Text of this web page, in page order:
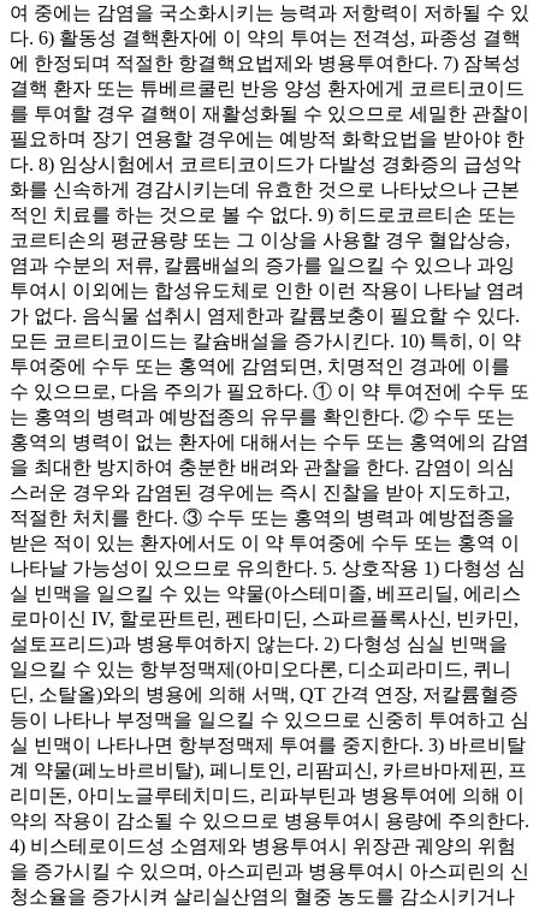
여 중에는 감염을 국소화시키는 능력과 저항력이 저하될 수 있
다. 6) 활동성 결핵환자에 이 약의 투여는 전격성, 파종성 결핵
에 한정되며 적절한 항결핵요법제와 병용투여한다. 7) 잠복성
결핵 환자 또는 튜베르쿨린 반응 양성 환자에게 코르티코이드
를 투여할 경우 결핵이 재활성화될 수 있으므로 세밀한 관찰이
필요하며 장기 연용할 경우에는 예방적 화학요법을 받아야 한
다. 8) 임상시험에서 코르티코이드가 다발성 경화증의 급성악
화를 신속하게 경감시키는데 유효한 것으로 나타났으나 근본
적인 치료를 하는 것으로 볼 수 없다. 9) 히드로코르티손 또는
코르티손의 평균용량 또는 그 이상을 사용할 경우 혈압상승,
염과 수분의 저류, 칼륨배설의 증가를 일으킬 수 있으나 과잉
투여시 이외에는 합성유도체로 인한 이런 작용이 나타날 염려
가 없다. 음식물 섭취시 염제한과 칼륨보충이 필요할 수 있다.
모든 코르티코이드는 칼슘배설을 증가시킨다. 10) 특히, 이 약
투여중에 수두 또는 홍역에 감염되면, 치명적인 경과에 이를
수 있으므로, 다음 주의가 필요하다. ① 이 약 투여전에 수두 또
는 홍역의 병력과 예방접종의 유무를 확인한다. ② 수두 또는
홍역의 병력이 없는 환자에 대해서는 수두 또는 홍역에의 감염
을 최대한 방지하여 충분한 배려와 관찰을 한다. 감염이 의심
스러운 경우와 감염된 경우에는 즉시 진찰을 받아 지도하고,
적절한 처치를 한다. ③ 수두 또는 홍역의 병력과 예방접종을
받은 적이 있는 환자에서도 이 약 투여중에 수두 또는 홍역 이
나타날 가능성이 있으므로 유의한다. 5. 상호작용 1) 다형성 심
실 빈맥을 일으킬 수 있는 약물(아스테미졸, 베프리딜, 에리스
로마이신 IV, 할로판트린, 펜타미딘, 스파르플록사신, 빈카민,
설토프리드)과 병용투여하지 않는다. 2) 다형성 심실 빈맥을
일으킬 수 있는 항부정맥제(아미오다론, 디소피라미드, 퀴니
딘, 소탈올)와의 병용에 의해 서맥, QT 간격 연장, 저칼륨혈증
등이 나타나 부정맥을 일으킬 수 있으므로 신중히 투여하고 심
실 빈맥이 나타나면 항부정맥제 투여를 중지한다. 3) 바르비탈
계 약물(페노바르비탈), 페니토인, 리팜피신, 카르바마제핀, 프
리미돈, 아미노글루테치미드, 리파부틴과 병용투여에 의해 이
약의 작용이 감소될 수 있으므로 병용투여시 용량에 주의한다.
4) 비스테로이드성 소염제와 병용투여시 위장관 궤양의 위험
을 증가시킬 수 있으며, 아스피린과 병용투여시 아스피린의 신
청소율을 증가시켜 살리실산염의 혈중 농도를 감소시키거나